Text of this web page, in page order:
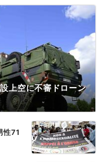
上空に不審ドローン
性71